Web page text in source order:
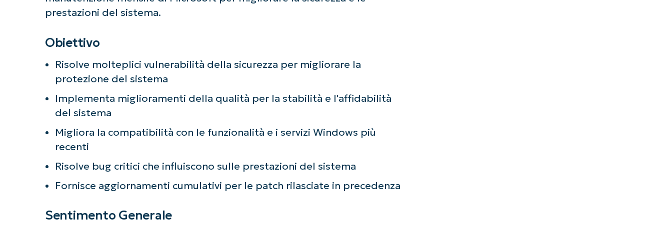
prestazioni del sistema.
Obiettivo
Risolve molteplici vulnerabilità della sicurezza per migliorare la
protezione del sistema
Implementa miglioramenti della qualità per la stabilità e l'affidabilità
del sistema
Migliora la compatibilità con le funzionalità e i servizi Windows più
recenti
Risolve bug critici che influiscono sulle prestazioni del sistema
Fornisce aggiornamenti cumulativi per le patch rilasciate in precedenza
Sentimento Generale
Iniziate con le analisi KB guidate dall'AI di NinjaOne!
Non è richiesta alcuna carta di credito e si ha accesso completo a tutte le funzionalità.
First
and
Business
email*
number*
Paese